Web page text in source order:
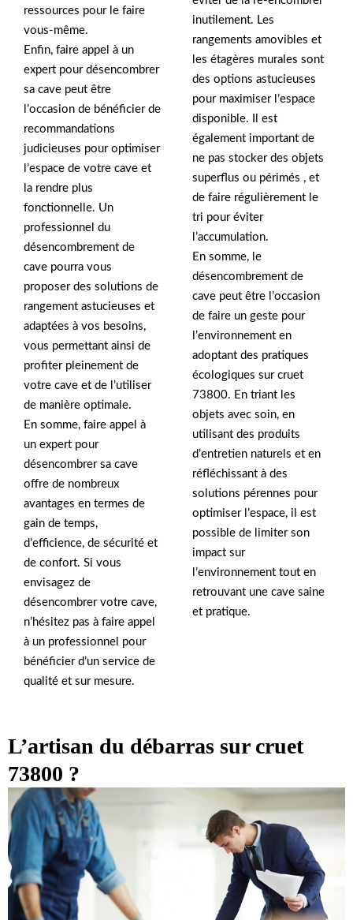
ressources pour le faire
vous-même.
Enfin, faire appel à un
expert pour désencombrer
sa cave peut être
l’occasion de bénéficier de
recommandations
judicieuses pour optimiser
l’espace de votre cave et
la rendre plus
fonctionnelle. Un
professionnel du
désencombrement de
cave pourra vous
proposer des solutions de
rangement astucieuses et
adaptées à vos besoins,
vous permettant ainsi de
profiter pleinement de
votre cave et de l’utiliser
de manière optimale.
En somme, faire appel à
un expert pour
désencombrer sa cave
offre de nombreux
avantages en termes de
gain de temps,
d’efficience, de sécurité et
de confort. Si vous
envisagez de
désencombrer votre cave,
n’hésitez pas à faire appel
à un professionnel pour
bénéficier d’un service de
qualité et sur mesure.
inutilement. Les
rangements amovibles et
les étagères murales sont
des options astucieuses
pour maximiser l’espace
disponible. Il est
également important de
ne pas stocker des objets
superflus ou périmés , et
de faire régulièrement le
tri pour éviter
l’accumulation.
En somme, le
désencombrement de
cave peut être l’occasion
de faire un geste pour
l’environnement en
adoptant des pratiques
écologiques sur cruet
73800. En triant les
objets avec soin, en
utilisant des produits
d’entretien naturels et en
réfléchissant à des
solutions pérennes pour
optimiser l’espace, il est
possible de limiter son
impact sur
l’environnement tout en
retrouvant une cave saine
et pratique.
L’artisan du débarras sur cruet
73800 ?